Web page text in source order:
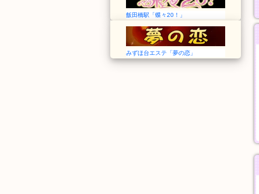
飯田橋駅「蝶々20！」
みずほ台エステ「夢の恋」